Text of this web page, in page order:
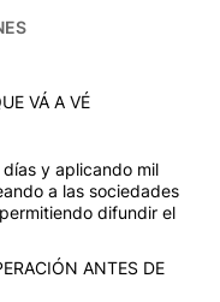
VÁ A VÉ
y aplicando mil
a las sociedades
difundir el
ANTES DE